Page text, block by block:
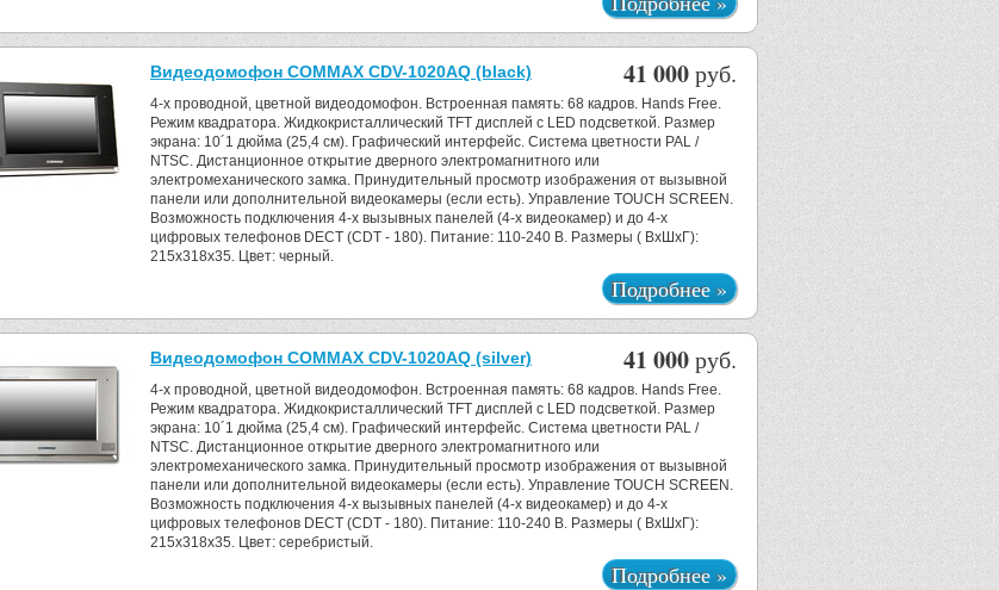
41 000руб.
Видеодомофон COMMAX CDV-1020AQ (black)
4-x проводной, цветной видеодомофон. Встроенная память: 68 кадров. Hands Free.
Режим квадратора. Жидкокристаллический TFT дисплей с LED подсветкой. Размер
экрана: 10´1 дюйма (25,4 см). Графический интерфейс. Система цветности PAL /
NTSC. Дистанционное открытие дверного электромагнитного или
электромеханического замка. Принудительный просмотр изображения от вызывной
панели или дополнительной видеокамеры (если есть). Управление TOUCH SCREEN.
Возможность подключения 4-х вызывных панелей (4-х видеокамер) и до 4-х
цифровых телефонов DECT (CDT - 180). Питание: 110-240 B. Размеры ( ВхШхГ):
215x318x35. Цвет: черный.
Подробнее »
41 000руб.
Видеодомофон COMMAX CDV-1020AQ (silver)
4-x проводной, цветной видеодомофон. Встроенная память: 68 кадров. Hands Free.
Режим квадратора. Жидкокристаллический TFT дисплей с LED подсветкой. Размер
экрана: 10´1 дюйма (25,4 см). Графический интерфейс. Система цветности PAL /
NTSC. Дистанционное открытие дверного электромагнитного или
электромеханического замка. Принудительный просмотр изображения от вызывной
панели или дополнительной видеокамеры (если есть). Управление TOUCH SCREEN.
Возможность подключения 4-х вызывных панелей (4-х видеокамер) и до 4-х
цифровых телефонов DECT (CDT - 180). Питание: 110-240 B. Размеры ( ВхШхГ):
215x318x35. Цвет: серебристый.
Подробнее »